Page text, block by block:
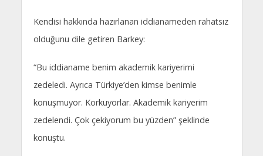
Kendisi hakkında hazırlanan iddianameden rahatsız
olduğunu dile getiren Barkey:
“Bu iddianame benim akademik kariyerimi
zedeledi. Ayrıca Türkiye’den kimse benimle
konuşmuyor. Korkuyorlar. Akademik kariyerim
zedelendi. Çok çekiyorum bu yüzden” şeklinde
konuştu.